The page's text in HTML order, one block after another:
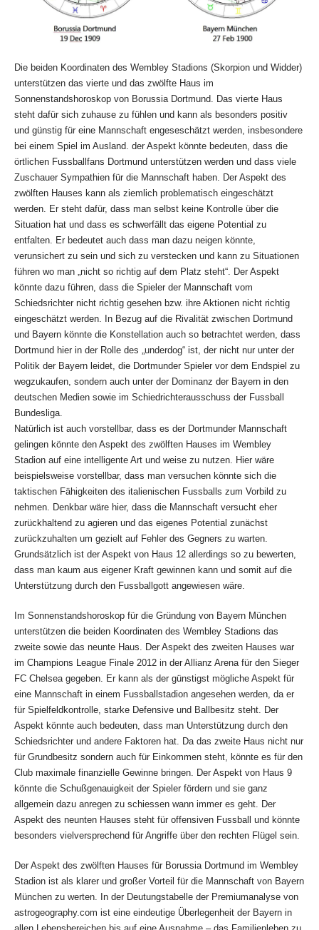
Die beiden Koordinaten des Wembley Stadions (Skorpion und Widder)
unterstützen das vierte und das zwölfte Haus im
Sonnenstandshoroskop von Borussia Dortmund. Das vierte Haus
steht dafür sich zuhause zu fühlen und kann als besonders positiv
und günstig für eine Mannschaft engeseschätzt werden, insbesondere
bei einem Spiel im Ausland. der Aspekt könnte bedeuten, dass die
örtlichen Fussballfans Dortmund unterstützen werden und dass viele
Zuschauer Sympathien für die Mannschaft haben. Der Aspekt des
zwölften Hauses kann als ziemlich problematisch eingeschätzt
werden. Er steht dafür, dass man selbst keine Kontrolle über die
Situation hat und dass es schwerfällt das eigene Potential zu
entfalten. Er bedeutet auch dass man dazu neigen könnte,
verunsichert zu sein und sich zu verstecken und kann zu Situationen
führen wo man „nicht so richtig auf dem Platz steht“. Der Aspekt
könnte dazu führen, dass die Spieler der Mannschaft vom
Schiedsrichter nicht richtig gesehen bzw. ihre Aktionen nicht richtig
eingeschätzt werden. In Bezug auf die Rivalität zwischen Dortmund
und Bayern könnte die Konstellation auch so betrachtet werden, dass
Dortmund hier in der Rolle des „underdog“ ist, der nicht nur unter der
Politik der Bayern leidet, die Dortmunder Spieler vor dem Endspiel zu
wegzukaufen, sondern auch unter der Dominanz der Bayern in den
deutschen Medien sowie im Schiedrichterausschuss der Fussball
Bundesliga.
Natürlich ist auch vorstellbar, dass es der Dortmunder Mannschaft
gelingen könnte den Aspekt des zwölften Hauses im Wembley
Stadion auf eine intelligente Art und weise zu nutzen. Hier wäre
beispielsweise vorstellbar, dass man versuchen könnte sich die
taktischen Fähigkeiten des italienischen Fussballs zum Vorbild zu
nehmen. Denkbar wäre hier, dass die Mannschaft versucht eher
zurückhaltend zu agieren und das eigenes Potential zunächst
zurückzuhalten um gezielt auf Fehler des Gegners zu warten.
Grundsätzlich ist der Aspekt von Haus 12 allerdings so zu bewerten,
dass man kaum aus eigener Kraft gewinnen kann und somit auf die
Unterstützung durch den Fussballgott angewiesen wäre.
Im Sonnenstandshoroskop für die Gründung von Bayern München
unterstützen die beiden Koordinaten des Wembley Stadions das
zweite sowie das neunte Haus. Der Aspekt des zweiten Hauses war
im Champions League Finale 2012 in der Allianz Arena für den Sieger
FC Chelsea gegeben. Er kann als der günstigst mögliche Aspekt für
eine Mannschaft in einem Fussballstadion angesehen werden, da er
für Spielfeldkontrolle, starke Defensive und Ballbesitz steht. Der
Aspekt könnte auch bedeuten, dass man Unterstützung durch den
Schiedsrichter und andere Faktoren hat. Da das zweite Haus nicht nur
für Grundbesitz sondern auch für Einkommen steht, könnte es für den
Club maximale finanzielle Gewinne bringen. Der Aspekt von Haus 9
könnte die Schußgenauigkeit der Spieler fördern und sie ganz
allgemein dazu anregen zu schiessen wann immer es geht. Der
Aspekt des neunten Hauses steht für offensiven Fussball und könnte
besonders vielversprechend für Angriffe über den rechten Flügel sein.
Der Aspekt des zwölften Hauses für Borussia Dortmund im Wembley
Stadion ist als klarer und großer Vorteil für die Mannschaft von Bayern
München zu werten. In der Deutungstabelle der Premiumanalyse von
astrogeography.com ist eine eindeutige Überlegenheit der Bayern in